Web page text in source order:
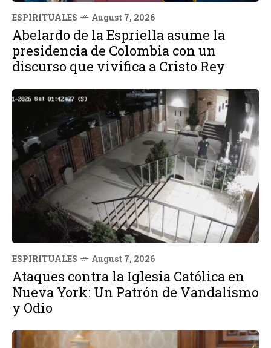
ESPIRITUALES August 7, 2026
Abelardo de la Espriella asume la
presidencia de Colombia con un
discurso que vivifica a Cristo Rey
ESPIRITUALES August 7, 2026
Ataques contra la Iglesia Católica en
Nueva York: Un Patrón de Vandalismo
y Odio